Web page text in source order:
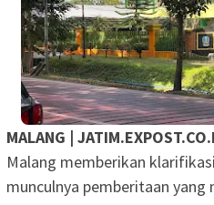
MALANG |
Malang memberikan
munculnya pemberitaan yang